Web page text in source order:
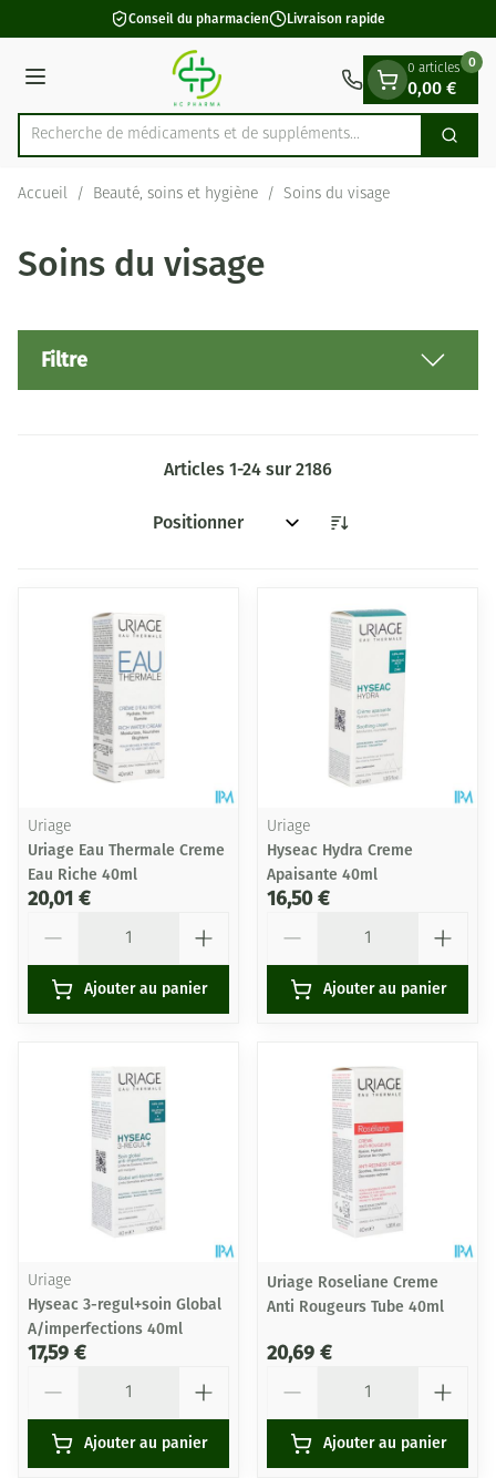
Aller au contenu
1 de 1Conseil du pharmacien Livraison rapide
Menu
Rechercher
Recherche de médicaments et d
0 articles
0,00 €
0
Accueil / Beauté, soins et hygiène / Soins du visage
Soins du visage
Filtre
Articles 1-24 sur2186
Trier par:
Uriage
Uriage Eau Thermale Creme
Eau Riche 40ml
20,01 €
Ajouter au panier
Uriage
Hyseac Hydra Creme
Apaisante 40ml
16,50 €
Ajouter au panier
Uriage
Hyseac 3-regul+soin Global
A/imperfections 40ml
17,59 €
Ajouter au panier
Uriage Roseliane Creme
Anti Rougeurs Tube 40ml
20,69 €
Ajouter au panier